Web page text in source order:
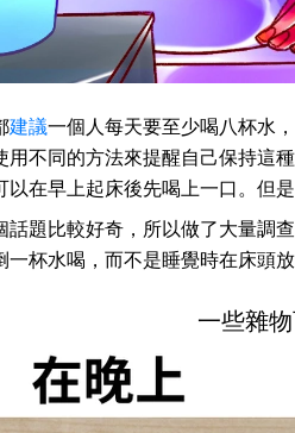
建議一個人每天要至少喝八杯水
用不同的方法來提醒自己保持這
以在早上起床後先喝上一口。但
話題比較好奇，所以做了大量調
一杯水喝，而不是睡覺時在床頭
一些雜